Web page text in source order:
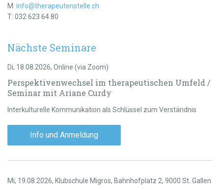
M: info@therapeutenstelle.ch
T: 032 623 64 80
Nächste Seminare
Di, 18.08.2026, Online (via Zoom)
Perspektivenwechsel im therapeutischen Umfeld /
Seminar mit Ariane Curdy
Interkulturelle Kommunikation als Schlüssel zum Verständnis
Info und Anmeldung
Mi, 19.08.2026, Klubschule Migros, Bahnhofplatz 2, 9000 St. Gallen